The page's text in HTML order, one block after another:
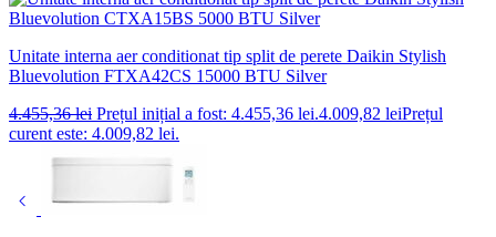
Unitate interna aer conditionat tip split de perete Daikin Stylish
Bluevolution FTXA42CS 15000 BTU Silver
4.455,36lei Prețul inițial a fost: 4.455,36 lei.4.009,82 leiPrețul
curent este: 4.009,82 lei.